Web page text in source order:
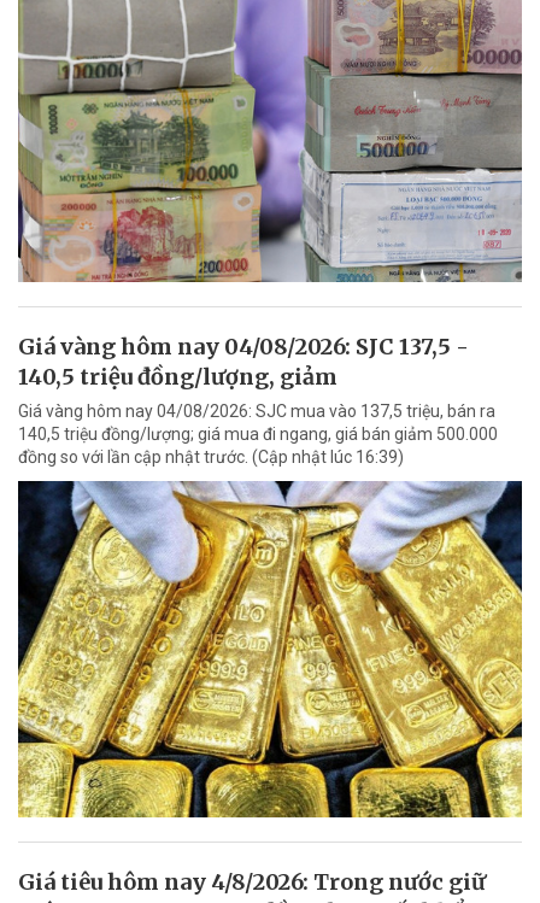
Giá vàng hôm nay 04/08/2026: SJC 137,5 -
140,5 triệu đồng/lượng, giảm
Giá vàng hôm nay 04/08/2026: SJC mua vào 137,5 triệu, bán ra
140,5 triệu đồng/lượng; giá mua đi ngang, giá bán giảm 500.000
đồng so với lần cập nhật trước. (Cập nhật lúc 16:39)
Giá tiêu hôm nay 4/8/2026: Trong nước giữ